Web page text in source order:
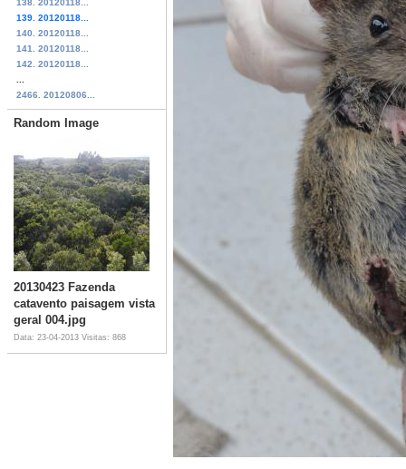
139. 20120118...
140. 20120118...
141. 20120118...
142. 20120118...
2466. 20120806...
Random Image
20130423 Fazenda
catavento paisagem vista
geral 004.jpg
Data: 23-04-2013 Visitas: 868